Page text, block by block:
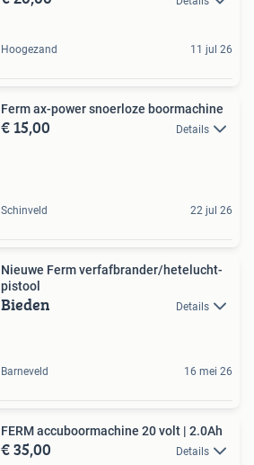
Hoogezand 11 jul 26
Ferm ax-power snoerloze boormachine
€ 15,00 Details
Schinveld 22 jul 26
Nieuwe Ferm verfafbrander/hetelucht-
pistool
Bieden Details
Barneveld 16 mei 26
FERM accuboormachine 20 volt | 2.0Ah
€ 35,00 Details